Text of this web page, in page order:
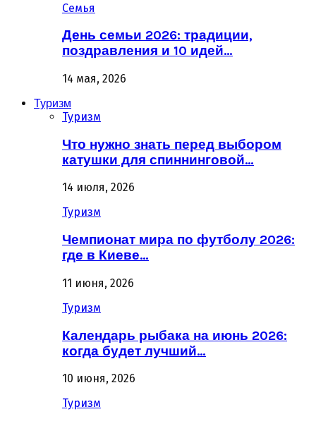
Семья
День семьи 2026: традиции,
поздравления и 10 идей…
14 мая, 2026
Туризм
Туризм
Что нужно знать перед выбором
катушки для спиннинговой…
14 июля, 2026
Туризм
Чемпионат мира по футболу 2026:
где в Киеве…
11 июня, 2026
Туризм
Календарь рыбака на июнь 2026:
когда будет лучший…
10 июня, 2026
Туризм